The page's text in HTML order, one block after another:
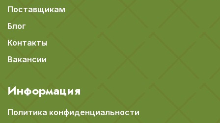
Поставщикам
Блог
Контакты
Вакансии
Информация
Политика конфиденциальности